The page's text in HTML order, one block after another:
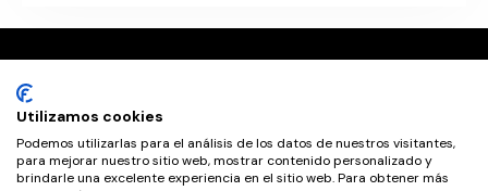
Utilizamos cookies
Podemos utilizarlas para el análisis de los datos de nuestros visitantes,
para mejorar nuestro sitio web, mostrar contenido personalizado y
brindarle una excelente experiencia en el sitio web. Para obtener más